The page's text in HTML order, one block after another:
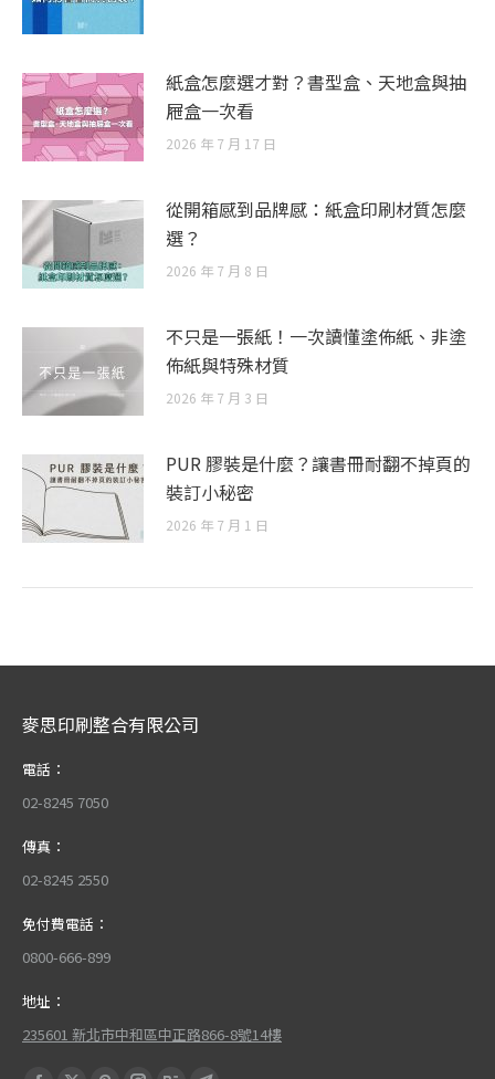
紙盒怎麼選才對？書型盒、天地盒與抽
屜盒一次看
2026 年 7 月 17 日
從開箱感到品牌感：紙盒印刷材質怎麼
選？
2026 年 7 月 8 日
不只是一張紙！一次讀懂塗佈紙、非塗
佈紙與特殊材質
2026 年 7 月 3 日
PUR 膠裝是什麼？讓書冊耐翻不掉頁的
裝訂小秘密
2026 年 7 月 1 日
麥思印刷整合有限公司
電話：
02-8245 7050
傳真：
02-8245 2550
免付費電話：
0800-666-899
地址：
235601 新北市中和區中正路866-8號14樓